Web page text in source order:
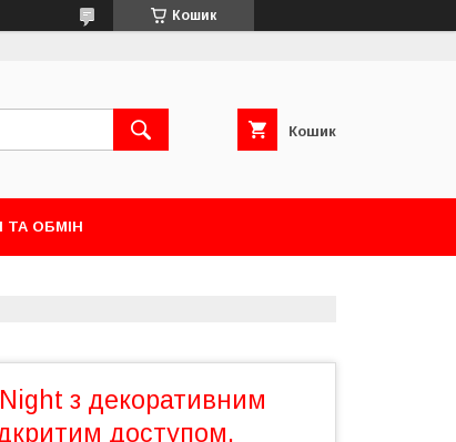
Кошик
Кошик
ТА ОБМІН
з декоративним
доступом,